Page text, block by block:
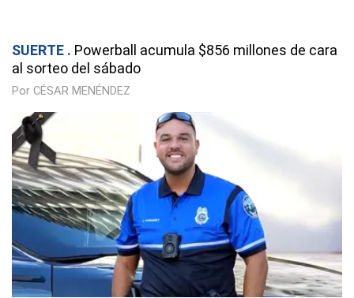
SUERTE
Powerball acumula $856 millones de cara
al sorteo del sábado
Por CÉSAR MENÉNDEZ